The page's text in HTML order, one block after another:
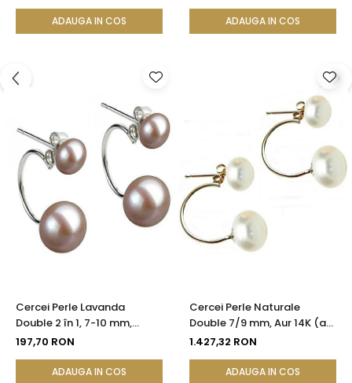
ADAUGA IN COS ADAUGA IN COS
Cercei Perle Lavanda
Double 2 în 1, 7-10 mm,
Argint 925 Placat cu Platină
197,70 RON
ADAUGA IN COS
Cercei Perle Naturale
Double 7/9 mm, Aur 14K (aur
585), Versatili 2 în 1 |
1.427,32 RON
ADAUGA IN COS